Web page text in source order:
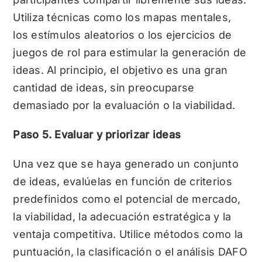
Utiliza técnicas como los mapas mentales,
los estímulos aleatorios o los ejercicios de
juegos de rol para estimular la generación de
ideas. Al principio, el objetivo es una gran
cantidad de ideas, sin preocuparse
demasiado por la evaluación o la viabilidad.
Paso 5. Evaluar y priorizar ideas
Una vez que se haya generado un conjunto
de ideas, evalúelas en función de criterios
predefinidos como el potencial de mercado,
la viabilidad, la adecuación estratégica y la
ventaja competitiva. Utilice métodos como la
puntuación, la clasificación o el análisis DAFO